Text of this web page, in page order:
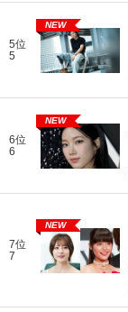
5位
5
NEW
6位
6
NEW
7位
7
NEW